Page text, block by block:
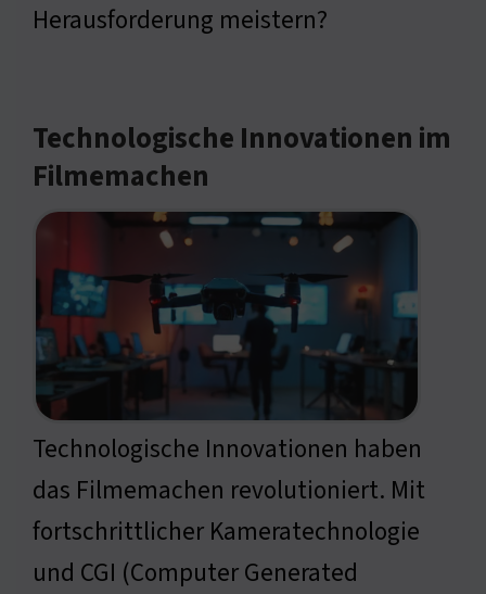
Herausforderung meistern?
Technologische Innovationen im
Filmemachen
Technologische Innovationen haben
das Filmemachen revolutioniert. Mit
fortschrittlicher Kameratechnologie
und CGI (Computer Generated